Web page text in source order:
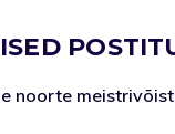
noorte